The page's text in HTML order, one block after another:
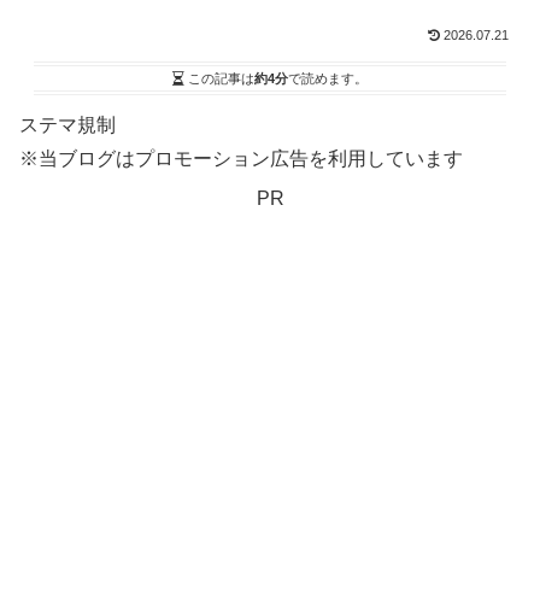
2026.07.21
この記事は約4分で読めます。
ステマ規制
※当ブログはプロモーション広告を利用しています
PR